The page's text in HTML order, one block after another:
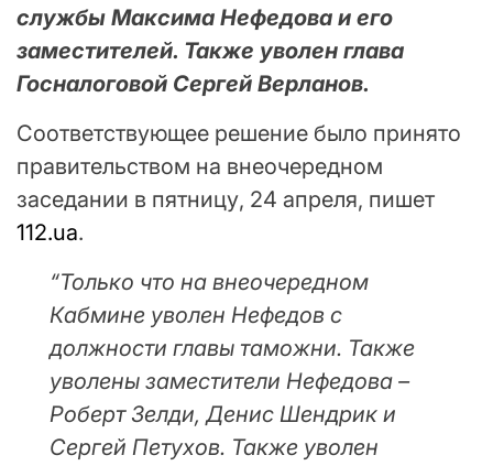
службы Максима Нефедова и его
заместителей. Также уволен глава
Госналоговой Сергей Верланов.
Соответствующее решение было принято
правительством на внеочередном
заседании в пятницу, 24 апреля, пишет
112.ua.
“Только что на внеочередном
Кабмине уволен Нефедов с
должности главы таможни. Также
уволены заместители Нефедова –
Роберт Зелди, Денис Шендрик и
Сергей Петухов. Также уволен